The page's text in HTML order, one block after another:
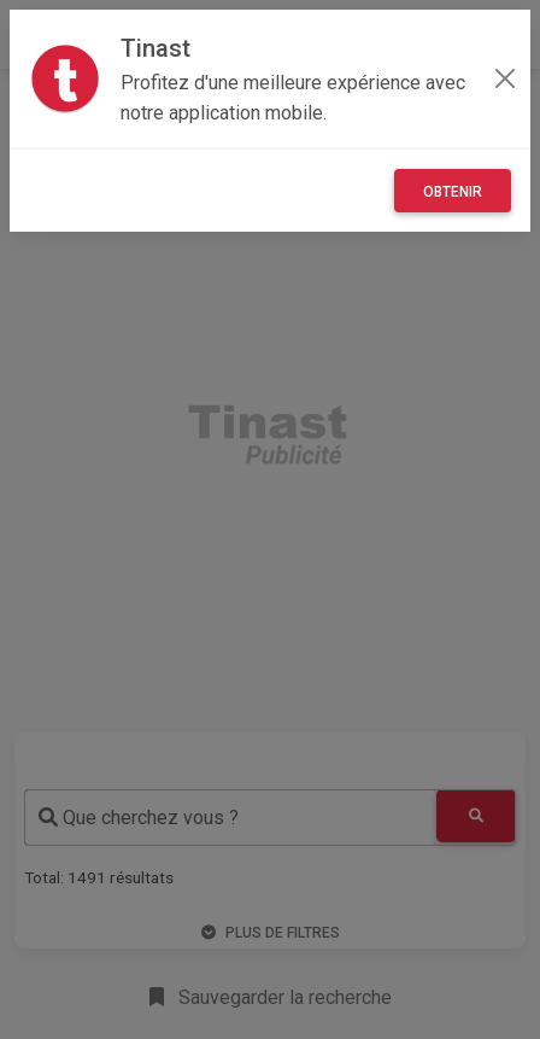
Tinast
Profitez d'une meilleure expérience avec
notre application mobile.
OBTENIR
Accueil Recherche
Professionnel
Que cherchez vous ?
Total: 1491 résultats
PLUS DE FILTRES
Sauvegarder la recherche